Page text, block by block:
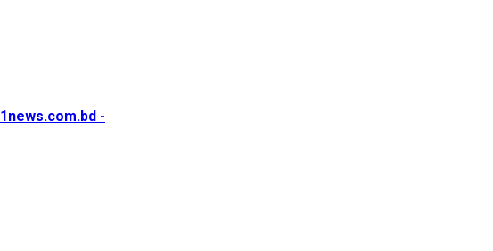
1news.com.bd -